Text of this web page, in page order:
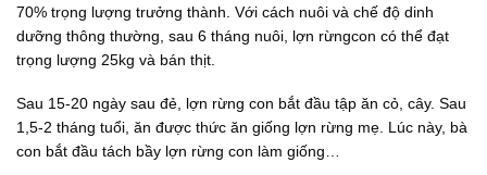
70% trọng lượng trưởng thành. Với cách nuôi và chế độ dinh
dưỡng thông thường, sau 6 tháng nuôi, lợn rừngcon có thể đạt
trọng lượng 25kg và bán thịt.
Sau 15-20 ngày sau đẻ, lợn rừng con bắt đầu tập ăn cỏ, cây. Sau
1,5-2 tháng tuổi, ăn được thức ăn giống lợn rừng mẹ. Lúc này, bà
con bắt đầu tách bầy lợn rừng con làm giống…